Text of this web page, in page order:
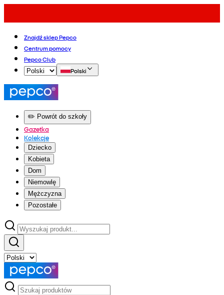
Znajdź sklep Pepco
Centrum pomocy
Pepco Club
Polski
✏️ Powrót do szkoły
Gazetka
Kolekcje
Dziecko
Kobieta
Dom
Niemowlę
Mężczyzna
Pozostałe